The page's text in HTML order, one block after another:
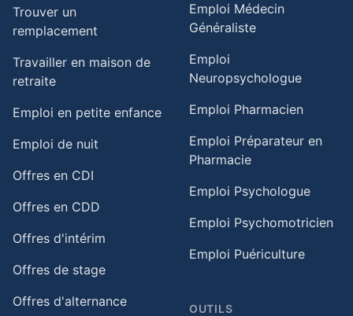
Trouver un
remplacement
Travailler en maison de
retraite​
Emploi en petite enfance​
Emploi de nuit​
Offres en CDI
Offres en CDD
Offres d'intérim
Offres de stage
Offres d'alternance
Emploi Médecin
Généraliste
Emploi
Neuropsychologue
Emploi Pharmacien
Emploi Préparateur en
Pharmacie
Emploi Psychologue
Emploi Psychomotricien
Emploi Puériculture
OUTILS